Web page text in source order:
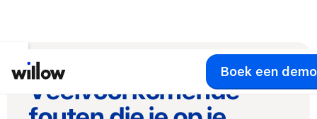
Boek een demo
Veelvoorkomende